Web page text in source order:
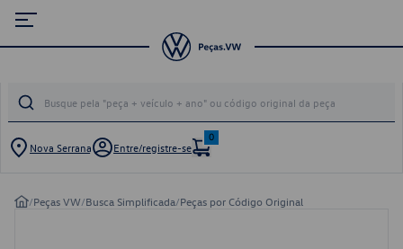
Nova Serrana Entre/registre-se
0
/Peças VW/Busca Simplificada/Peças por Código Original